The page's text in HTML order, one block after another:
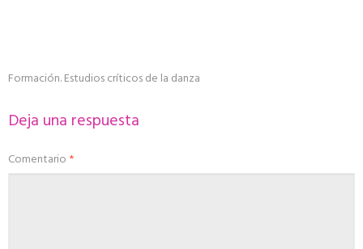
Formación. Estudios críticos de la danza
Deja una respuesta
Comentario *